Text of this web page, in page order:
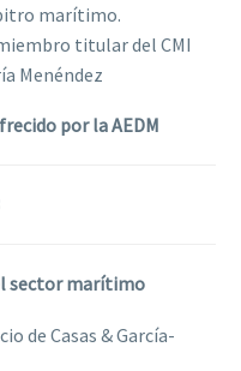
marítimo.
titular del CMI
Menéndez
por la AEDM
sector marítimo
de Casas & García-